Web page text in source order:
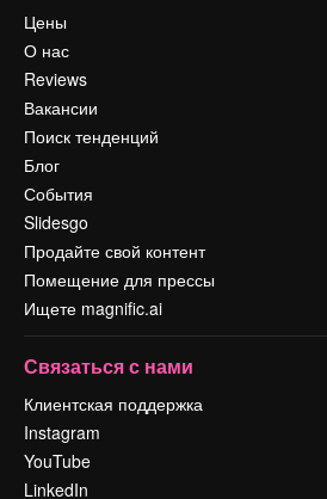
Цены
О нас
Reviews
Вакансии
Поиск тенденций
Блог
События
Slidesgo
Продайте свой контент
Помещение для прессы
Ищете magnific.ai
Связаться с нами
Клиентская поддержка
Instagram
YouTube
LinkedIn